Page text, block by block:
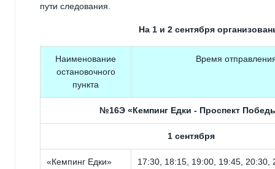
пути следования.
На 1 и 2 сентября
Наименование
остановочного
пункта
Время
№16Э «Кемпинг Едки - Проспект
1 сентября
«Кемпинг Едки»
17:30, 18:15, 19:00, 19:45, 20:30,